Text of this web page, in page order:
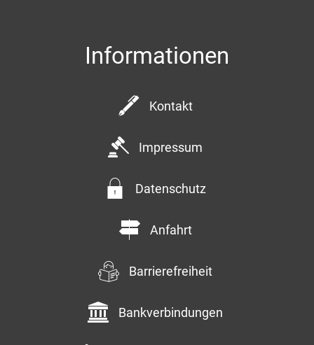
Informationen
Kontakt
Impressum
Datenschutz
Anfahrt
Barrierefreiheit
Bankverbindungen